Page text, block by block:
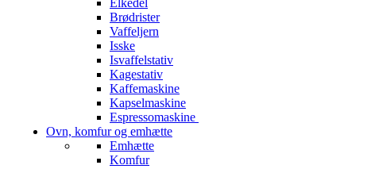
Elkedel
Brødrister
Vaffeljern
Isske
Isvaffelstativ
Kagestativ
Kaffemaskine
Kapselmaskine
Espressomaskine
Ovn, komfur og emhætte
Emhætte
Komfur